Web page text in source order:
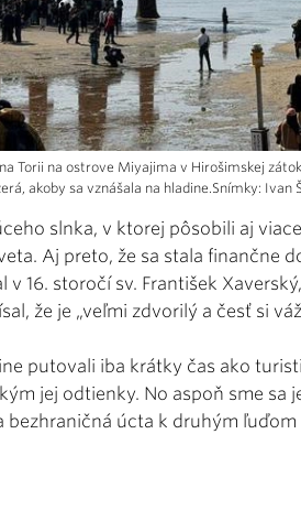
Torii na ostrove Miyajima v Hirošimskej
akoby sa vznášala na hladine.Snímky: Ivan
slnka, v ktorej pôsobili aj
Aj preto, že sa stala finančne
v 16. storočí sv. František
že je „veľmi zdvorilý a česť si
putovali iba krátky čas ako
jej odtienky. No aspoň sme sa
bezhraničná úcta k druhým